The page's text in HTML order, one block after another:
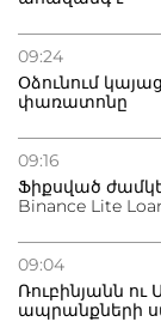
09:24
Օձունում
փառատոնը
09:16
Ֆիքսված
Binance Lite
09:04
Ռուբինյանն
ապրանքների